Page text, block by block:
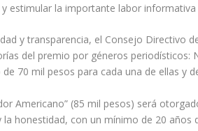
y estimular la importante labor
y transparencia, el Consejo Directivo
del premio por géneros periodísticos:
70 mil pesos para cada una de ellas y
Americano” (85 mil pesos) será
honestidad, con un mínimo de 20 años